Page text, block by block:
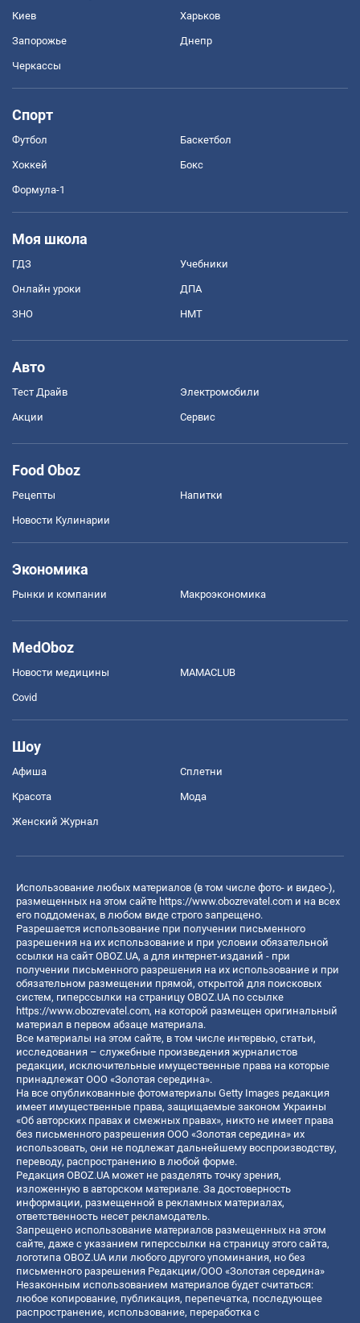
Киев Харьков
Запорожье Днепр
Черкассы
Спорт
Футбол Баскетбол
Хоккей Бокс
Формула-1
Моя школа
ГДЗ Учебники
Онлайн уроки ДПА
ЗНО НМТ
Авто
Тест Драйв Электромобили
Акции Сервис
Food Oboz
Рецепты Напитки
Новости Кулинарии
Экономика
Рынки и компании Mакроэкономика
MedOboz
Новости медицины MAMACLUB
Covid
Шоу
Афиша Сплетни
Красота Мода
Женский Журнал
Использование любых материалов (в том числе фото- и видео-),
размещенных на этом сайте https://www.obozrevatel.com и на всех
его поддоменах, в любом виде строго запрещено.
Разрешается использование при получении письменного
разрешения на их использование и при условии обязательной
ссылки на сайт OBOZ.UA, а для интернет-изданий - при
получении письменного разрешения на их использование и при
обязательном размещении прямой, открытой для поисковых
систем, гиперссылки на страницу OBOZ.UA по ссылке
https://www.obozrevatel.com, на которой размещен оригинальный
материал в первом абзаце материала.
Все материалы на этом сайте, в том числе интервью, статьи,
исследования – служебные произведения журналистов
редакции, исключительные имущественные права на которые
принадлежат ООО «Золотая середина».
На все опубликованные фотоматериалы Getty Images редакция
имеет имущественные права, защищаемые законом Украины
«Об авторских правах и смежных правах», никто не имеет права
без письменного разрешения ООО «Золотая середина» их
использовать, они не подлежат дальнейшему воспроизводству,
переводу, распространению в любой форме.
Редакция OBOZ.UA может не разделять точку зрения,
изложенную в авторском материале. За достоверность
информации, размещенной в рекламных материалах,
ответственность несет рекламодатель.
Запрещено использование материалов размещенных на этом
сайте, даже с указанием гиперссылки на страницу этого сайта,
логотипа OBOZ.UA или любого другого упоминания, но без
письменного разрешения Редакции/ООО «Золотая середина»
Незаконным использованием материалов будет считаться:
любое копирование, публикация, перепечатка, последующее
распространение, использование, переработка с